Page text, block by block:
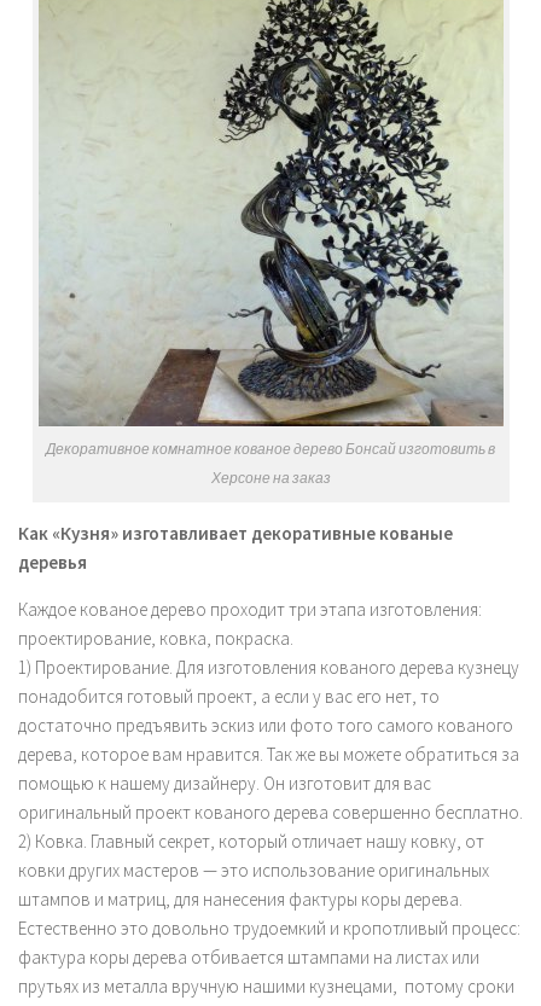
Декоративное комнатное кованое дерево Бонсай изготовить в
Херсоне на заказ
Как «Кузня» изготавливает декоративные кованые
деревья
Каждое кованое дерево проходит три этапа изготовления:
проектирование, ковка, покраска.
1) Проектирование. Для изготовления кованого дерева кузнецу
понадобится готовый проект, а если у вас его нет, то
достаточно предъявить эскиз или фото того самого кованого
дерева, которое вам нравится. Так же вы можете обратиться за
помощью к нашему дизайнеру. Он изготовит для вас
оригинальный проект кованого дерева совершенно бесплатно.
2) Ковка. Главный секрет, который отличает нашу ковку, от
ковки других мастеров — это использование оригинальных
штампов и матриц, для нанесения фактуры коры дерева.
Естественно это довольно трудоемкий и кропотливый процесс:
фактура коры дерева отбивается штампами на листах или
прутьях из металла вручную нашими кузнецами, потому сроки